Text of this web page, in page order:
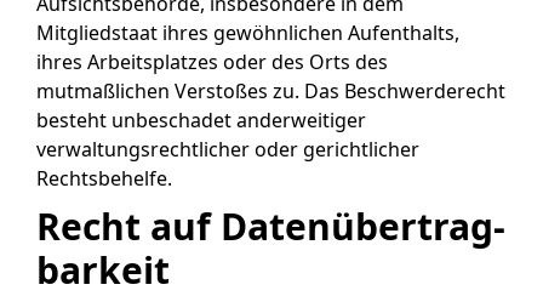
Mitgliedstaat ihres gewöhnlichen Aufenthalts,
ihres Arbeitsplatzes oder des Orts des
mutmaßlichen Verstoßes zu. Das Beschwerderecht
besteht unbeschadet anderweitiger
verwaltungsrechtlicher oder gerichtlicher
Rechtsbehelfe.
Recht auf Daten­übertrag­
barkeit